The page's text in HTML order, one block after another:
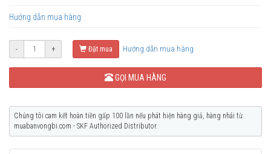
Hướng dẫn mua hàng
- + Đặt mua Hướng dẫn mua hàng
GỌI MUA HÀNG
Chúng tôi cam kết hoàn tiền gấp 100 lần nếu phát hiện hàng giả, hàng nhái từ
muabanvongbi.com - SKF Authorized Distributor.